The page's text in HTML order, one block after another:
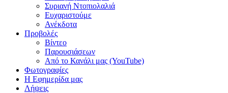
Συριανή Ντοπιολαλιά
Ευχαριστούμε
Ανέκδοτα
Προβολές
Βίντεο
Παρουσιάσεων
Από το Κανάλι μας (YouTube)
Φωτογραφίες
Η Εφημερίδα μας
Λήψεις